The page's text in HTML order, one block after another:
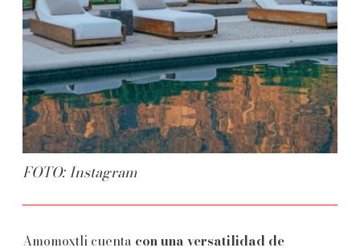
FOTO: Instagram
Amomoxtli cuenta con una versatilidad de